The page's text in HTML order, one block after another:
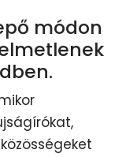
módon